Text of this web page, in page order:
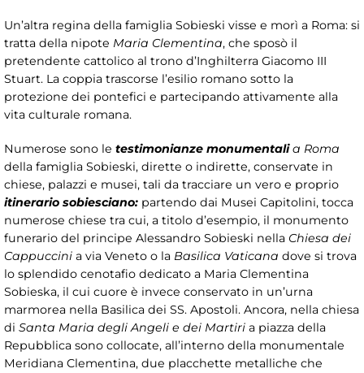
Un’altra regina della famiglia Sobieski visse e morì a Roma: si
tratta della nipote Maria Clementina, che sposò il
pretendente cattolico al trono d’Inghilterra Giacomo III
Stuart. La coppia trascorse l’esilio romano sotto la
protezione dei pontefici e partecipando attivamente alla
vita culturale romana.
Numerose sono le testimonianze monumentalia Roma
della famiglia Sobieski, dirette o indirette, conservate in
chiese, palazzi e musei, tali da tracciare un vero e proprio
itinerario sobiesciano: partendo dai Musei Capitolini, tocca
numerose chiese tra cui, a titolo d’esempio, il monumento
funerario del principe Alessandro Sobieski nella Chiesa dei
Cappuccini a via Veneto o la Basilica Vaticana dove si trova
lo splendido cenotafio dedicato a Maria Clementina
Sobieska, il cui cuore è invece conservato in un’urna
marmorea nella Basilica dei SS. Apostoli. Ancora, nella chiesa
di Santa Maria degli Angeli e dei Martiri a piazza della
Repubblica sono collocate, all’interno della monumentale
Meridiana Clementina, due placchette metalliche che